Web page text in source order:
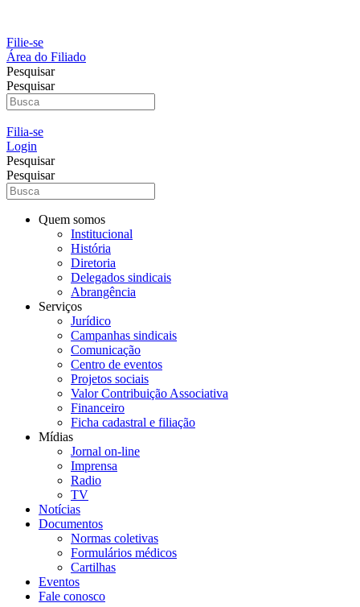
o
conteúdo
Filie-se
Área do Filiado
Pesquisar
Pesquisar
Filia-se
Login
Pesquisar
Pesquisar
Quem somos
Institucional
História
Diretoria
Delegados sindicais
Abrangência
Serviços
Jurídico
Campanhas sindicais
Comunicação
Centro de eventos
Projetos sociais
Valor Contribuição Associativa
Financeiro
Ficha cadastral e filiação
Mídias
Jornal on-line
Imprensa
Radio
TV
Notícias
Documentos
Normas coletivas
Formulários médicos
Cartilhas
Eventos
Fale conosco